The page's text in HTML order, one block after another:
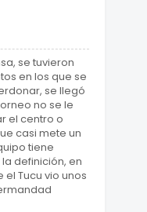
se tuvieron
en los que se
se llegó
no se le
el centro o
casi mete un
tiene
definición, en
Tucu vio unos